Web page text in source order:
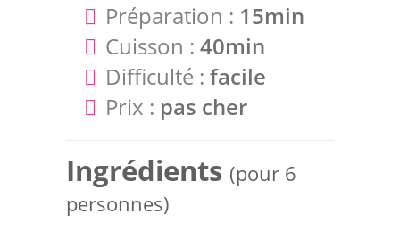
Préparation : 15min
Cuisson : 40min
Difficulté : facile
Prix : pas cher
Ingrédients (pour 6
personnes)